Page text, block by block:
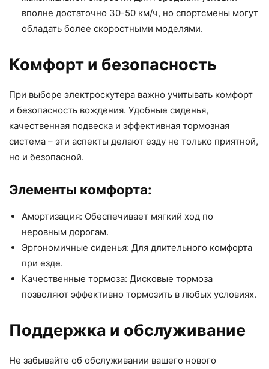
вполне достаточно 30-50 км/ч, но спортсмены могут
обладать более скоростными моделями.
Комфорт и безопасность
При выборе электроскутера важно учитывать комфорт
и безопасность вождения. Удобные сиденья,
качественная подвеска и эффективная тормозная
система – эти аспекты делают езду не только приятной,
но и безопасной.
Элементы комфорта:
Амортизация: Обеспечивает мягкий ход по
неровным дорогам.
Эргономичные сиденья: Для длительного комфорта
при езде.
Качественные тормоза: Дисковые тормоза
позволяют эффективно тормозить в любых условиях.
Поддержка и обслуживание
Не забывайте об обслуживании вашего нового